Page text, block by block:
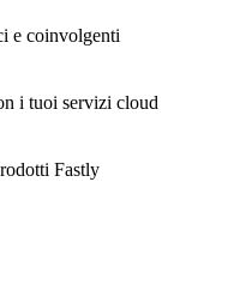
e coinvolgenti
i tuoi servizi cloud
Fastly